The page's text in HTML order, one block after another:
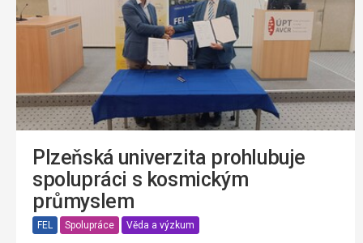
Plzeňská univerzita prohlubuje
spolupráci s kosmickým
průmyslem
FEL Spolupráce Věda a výzkum